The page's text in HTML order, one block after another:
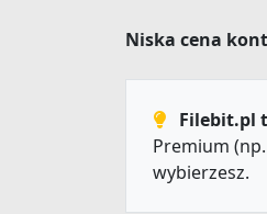
Niska cena
Filebit.pl
Premium
wybierzesz.